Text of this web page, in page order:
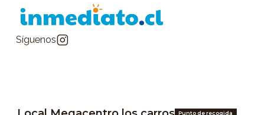
Síguenos
Punto de recogida